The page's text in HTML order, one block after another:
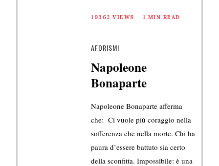
19362 VIEWS 1 MIN READ
AFORISMI
Napoleone
Bonaparte
Napoleone Bonaparte afferma
che: Ci vuole più coraggio nella
sofferenza che nella morte. Chi ha
paura d’essere battuto sia certo
della sconfitta. Impossibile: è una